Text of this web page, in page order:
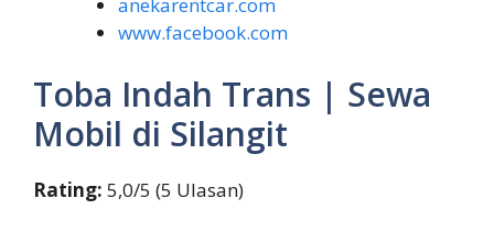
anekarentcar.com
www.facebook.com
Toba Indah Trans | Sewa
Mobil di Silangit
Rating: 5,0/5 (5 Ulasan)